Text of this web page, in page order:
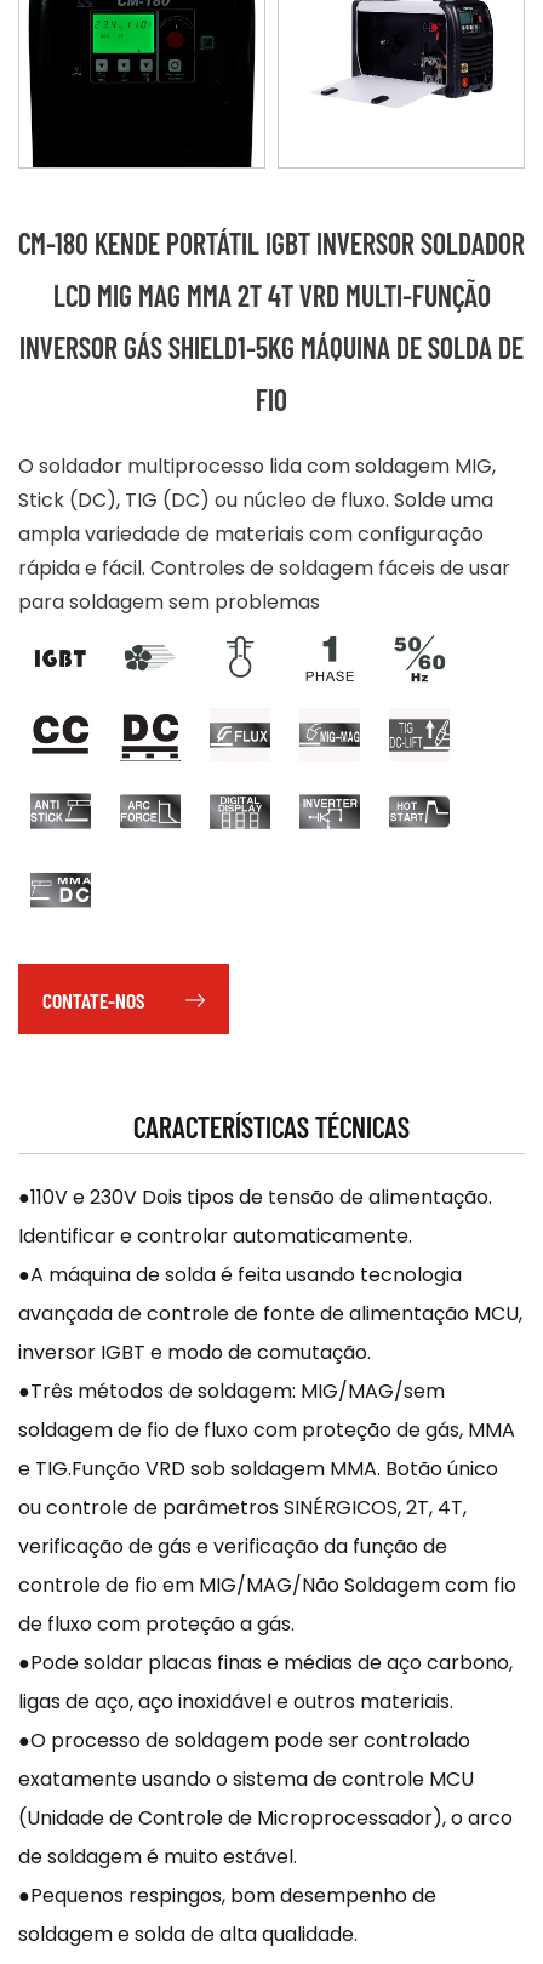
CM-180 KENDE PORTÁTIL IGBT INVERSOR SOLDADOR
LCD MIG MAG MMA 2T 4T VRD MULTI-FUNÇÃO
INVERSOR GÁS SHIELD1-5KG MÁQUINA DE SOLDA DE
FIO
O soldador multiprocesso lida com soldagem MIG,
Stick (DC), TIG (DC) ou núcleo de fluxo. Solde uma
ampla variedade de materiais com configuração
rápida e fácil. Controles de soldagem fáceis de usar
para soldagem sem problemas
CONTATE-NOS
CARACTERÍSTICAS TÉCNICAS
●110V e 230V Dois tipos de tensão de alimentação.
Identificar e controlar automaticamente.
●A máquina de solda é feita usando tecnologia
avançada de controle de fonte de alimentação MCU,
inversor IGBT e modo de comutação.
●Três métodos de soldagem: MIG/MAG/sem
soldagem de fio de fluxo com proteção de gás, MMA
e TIG.Função VRD sob soldagem MMA. Botão único
ou controle de parâmetros SINÉRGICOS, 2T, 4T,
verificação de gás e verificação da função de
controle de fio em MIG/MAG/Não Soldagem com fio
de fluxo com proteção a gás.
●Pode soldar placas finas e médias de aço carbono,
ligas de aço, aço inoxidável e outros materiais.
●O processo de soldagem pode ser controlado
exatamente usando o sistema de controle MCU
(Unidade de Controle de Microprocessador), o arco
de soldagem é muito estável.
●Pequenos respingos, bom desempenho de
soldagem e solda de alta qualidade.